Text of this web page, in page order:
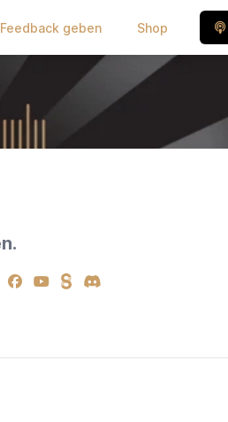
Feedback geben Shop
Facebook
YouTube
SteadyDiscord